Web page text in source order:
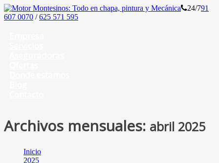
24/791
607 0070 /625 571 595
Archivos mensuales: abril 2025
Inicio
2025